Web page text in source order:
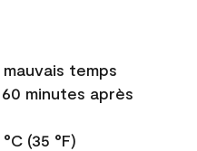
temps
minutes après
(35 °F)